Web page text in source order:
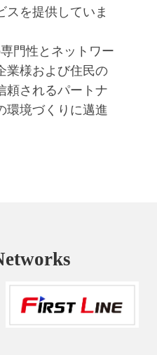
スを提供していま
門性とネットワー
業様および住民の
頼されるパートナ
環境づくりに邁進